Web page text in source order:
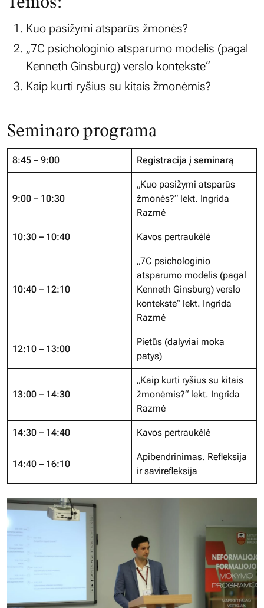
Kuo pasižymi atsparūs žmonės?
„7C psichologinio atsparumo modelis (pagal
Kenneth Ginsburg) verslo kontekste“
Kaip kurti ryšius su kitais žmonėmis?
Seminaro programa
8:45 – 9:00 Registracija į seminarą
9:00 – 10:30
„Kuo pasižymi atsparūs
žmonės?“ lekt. Ingrida
Razmė
10:30 – 10:40 Kavos pertraukėlė
10:40 – 12:10
„7C psichologinio
atsparumo modelis (pagal
Kenneth Ginsburg) verslo
kontekste“ lekt. Ingrida
Razmė
12:10 – 13:00
Pietūs (dalyviai moka
patys)
13:00 – 14:30
„Kaip kurti ryšius su kitais
žmonėmis?“ lekt. Ingrida
Razmė
14:30 – 14:40 Kavos pertraukėlė
14:40 – 16:10
Apibendrinimas. Refleksija
ir savirefleksija